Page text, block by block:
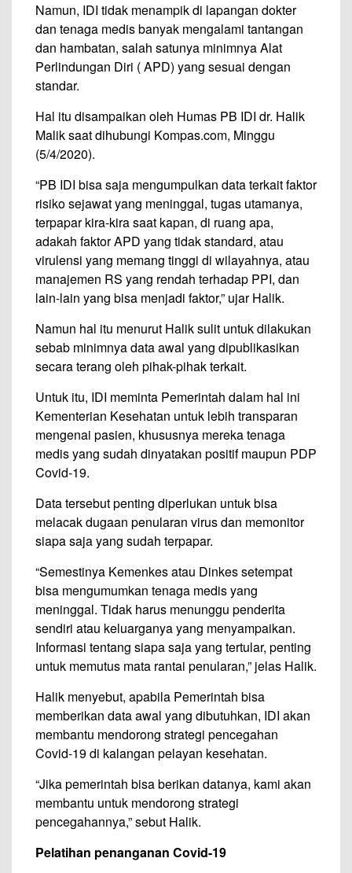
Namun, IDI tidak menampik di lapangan dokter
dan tenaga medis banyak mengalami tantangan
dan hambatan, salah satunya minimnya Alat
Perlindungan Diri ( APD) yang sesuai dengan
standar.
Hal itu disampaikan oleh Humas PB IDI dr. Halik
Malik saat dihubungi Kompas.com, Minggu
(5/4/2020).
“PB IDI bisa saja mengumpulkan data terkait faktor
risiko sejawat yang meninggal, tugas utamanya,
terpapar kira-kira saat kapan, di ruang apa,
adakah faktor APD yang tidak standard, atau
virulensi yang memang tinggi di wilayahnya, atau
manajemen RS yang rendah terhadap PPI, dan
lain-lain yang bisa menjadi faktor,” ujar Halik.
Namun hal itu menurut Halik sulit untuk dilakukan
sebab minimnya data awal yang dipublikasikan
secara terang oleh pihak-pihak terkait.
Untuk itu, IDI meminta Pemerintah dalam hal ini
Kementerian Kesehatan untuk lebih transparan
mengenai pasien, khususnya mereka tenaga
medis yang sudah dinyatakan positif maupun PDP
Covid-19.
Data tersebut penting diperlukan untuk bisa
melacak dugaan penularan virus dan memonitor
siapa saja yang sudah terpapar.
“Semestinya Kemenkes atau Dinkes setempat
bisa mengumumkan tenaga medis yang
meninggal. Tidak harus menunggu penderita
sendiri atau keluarganya yang menyampaikan.
Informasi tentang siapa saja yang tertular, penting
untuk memutus mata rantai penularan,” jelas Halik.
Halik menyebut, apabila Pemerintah bisa
memberikan data awal yang dibutuhkan, IDI akan
membantu mendorong strategi pencegahan
Covid-19 di kalangan pelayan kesehatan.
“Jika pemerintah bisa berikan datanya, kami akan
membantu untuk mendorong strategi
pencegahannya,” sebut Halik.
Pelatihan penanganan Covid-19